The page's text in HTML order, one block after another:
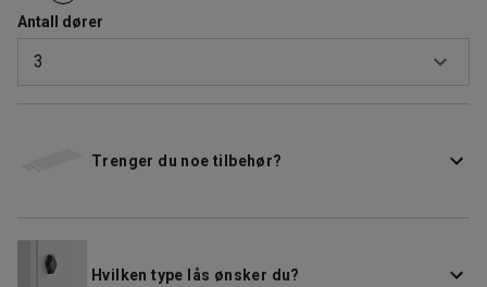
Antall dører
3
Trenger du noe tilbehør?
Hvilken type lås ønsker du?